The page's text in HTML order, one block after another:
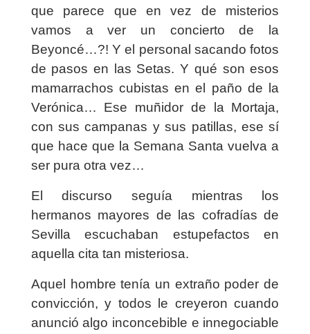
que parece que en vez de misterios
vamos a ver un concierto de la
Beyoncé…?! Y el personal sacando fotos
de pasos en las Setas. Y qué son esos
mamarrachos cubistas en el paño de la
Verónica… Ese muñidor de la Mortaja,
con sus campanas y sus patillas, ese sí
que hace que la Semana Santa vuelva a
ser pura otra vez…
El discurso seguía mientras los
hermanos mayores de las cofradías de
Sevilla escuchaban estupefactos en
aquella cita tan misteriosa.
Aquel hombre tenía un extraño poder de
convicción, y todos le creyeron cuando
anunció algo inconcebible e innegociable